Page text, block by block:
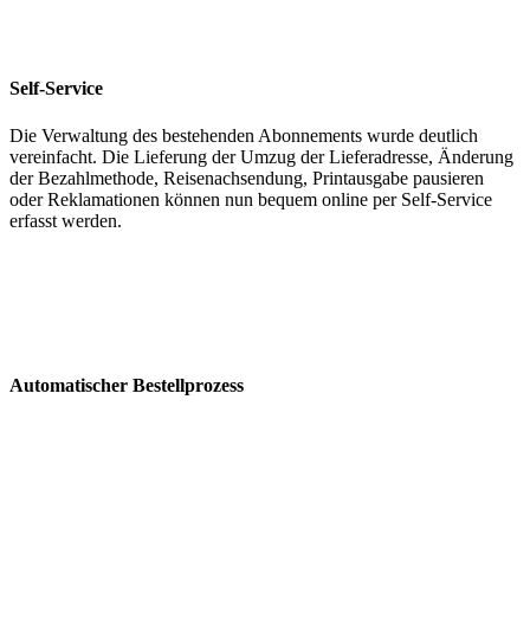
Self-Service
Die Verwaltung des bestehenden Abonnements wurde deutlich
vereinfacht. Die Lieferung der Umzug der Lieferadresse, Änderung
der Bezahlmethode, Reisenachsendung, Printausgabe pausieren
oder Reklamationen können nun bequem online per Self-Service
erfasst werden.
Automatischer Bestellprozess